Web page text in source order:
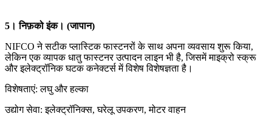
5। निफ़को इंक। (जापान)
NIFCO ने सटीक प्लास्टिक फास्टनरों के साथ अपना व्यवसाय शुरू किया,
लेकिन एक व्यापक धातु फास्टनर उत्पादन लाइन भी है, जिसमें माइक्रो स्क्रू
और इलेक्ट्रॉनिक घटक कनेक्टर्स में विशेष विशेषज्ञता है।
विशेषताएं: लघु और हल्का
उद्योग सेवा: इलेक्ट्रॉनिक्स, घरेलू उपकरण, मोटर वाहन